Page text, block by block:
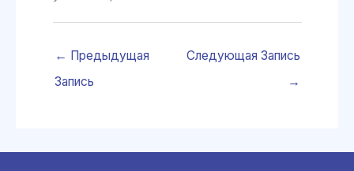
← Предыдущая
Запись
Следующая Запись
→